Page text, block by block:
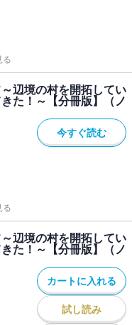
る
辺境の村を開拓してい
た！～【分冊版】（ノ
今すぐ読む
る
辺境の村を開拓してい
た！～【分冊版】（ノ
カートに入れる
試し読み